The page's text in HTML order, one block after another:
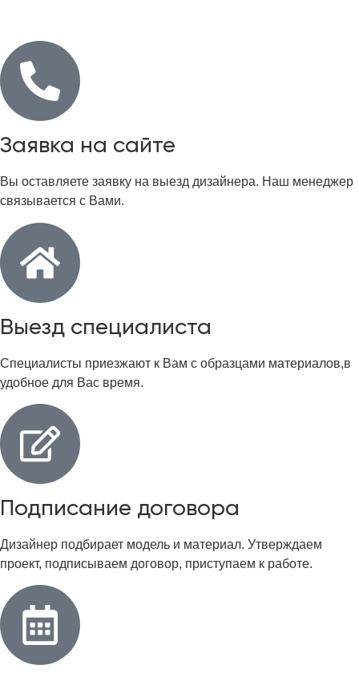
Заявка на сайте
Вы оставляете заявку на выезд дизайнера. Наш менеджер
связывается с Вами.
Выезд специалиста
Специалисты приезжают к Вам с образцами материалов,в
удобное для Вас время.
Подписание договора
Дизайнер подбирает модель и материал. Утверждаем
проект, подписываем договор, приступаем к работе.